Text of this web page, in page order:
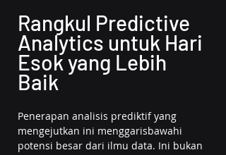
Rangkul Predictive
Analytics untuk Hari
Esok yang Lebih
Baik
Penerapan analisis prediktif yang
mengejutkan ini menggarisbawahi
potensi besar dari ilmu data. Ini bukan